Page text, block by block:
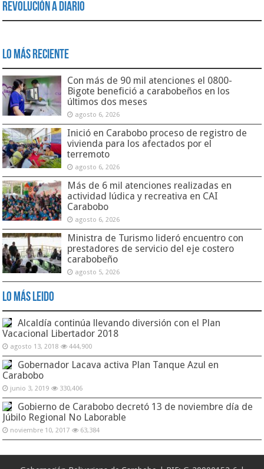
Revolución a Diario
Lo Más Reciente
Con más de 90 mil atenciones el 0800-
Bigote benefició a carabobeños en los
últimos dos meses
agosto 6, 2026
Inició en Carabobo proceso de registro de
vivienda para los afectados por el
terremoto
agosto 6, 2026
Más de 6 mil atenciones realizadas en
actividad lúdica y recreativa en CAI
Carabobo
agosto 6, 2026
Ministra de Turismo lideró encuentro con
prestadores de servicio del eje costero
carabobeño
agosto 5, 2026
Lo Más Leido
Alcaldía continúa llevando diversión con el Plan
Vacacional Libertador 2018
agosto 13, 2018 444,900
Gobernador Lacava activa Plan Tanque Azul en
Carabobo
junio 3, 2019 330,406
Gobierno de Carabobo decretó 13 de noviembre día de
Júbilo Regional No Laborable
noviembre 10, 2017 63,384